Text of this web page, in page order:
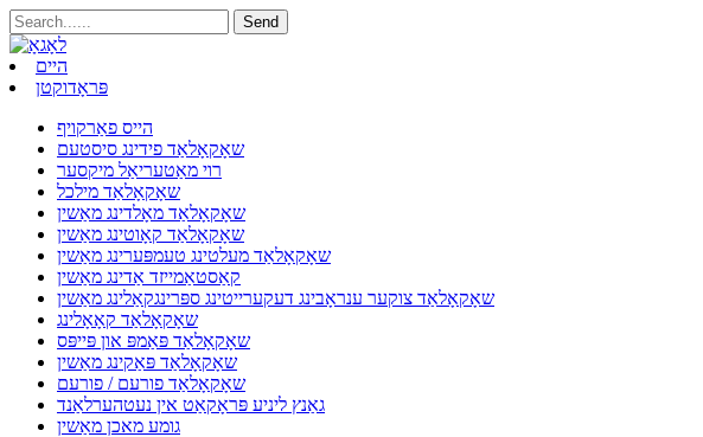
היים
פּראָדוקטן
הייס פאַרקויף
שאָקאָלאַד פידינג סיסטעם
רוי מאַטעריאַל מיקסער
שאָקאָלאַד מילכל
שאָקאָלאַד מאָלדינג מאַשין
שאָקאָלאַד קאָוטינג מאַשין
שאָקאָלאַד מעלטינג טעמפּערינג מאַשין
קאַסטאַמייזד אַדינג מאַשין
שאָקאָלאַד צוקער ענראָבינג דעקערייטינג ספּרינגקאַלינג מאַשין
שאָקאָלאַד קאָאָלינג
שאָקאָלאַד פּאַמפּ און פּייפּס
שאָקאָלאַד פּאַקינג מאַשין
שאָקאָלאַד פורעם / פורעם
גאַנץ ליניע פּראָקאַט אין נעטהערלאַנד
גומע מאכן מאַשין